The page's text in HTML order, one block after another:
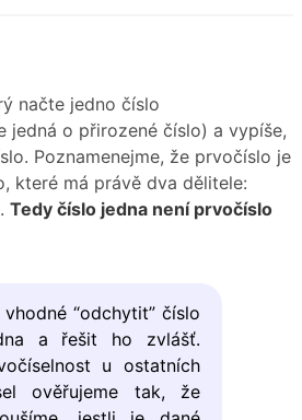
načte jedno číslo
jedná o přirozené číslo) a vypíše,
Poznamenejme, že prvočíslo je
které má právě dva dělitele:
Tedy číslo jedna není prvočíslo
vhodné “odchytit” číslo
a řešit ho zvlášť.
u ostatních
ověřujeme tak, že